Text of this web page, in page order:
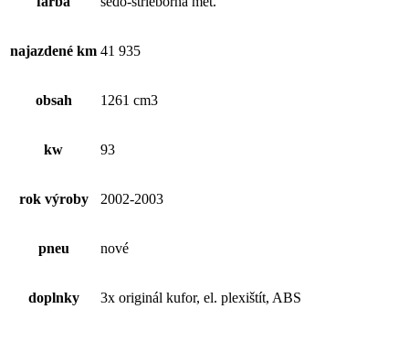
najazdené km 41 935
obsah 1261 cm3
kw 93
rok výroby 2002-2003
pneu nové
doplnky 3x originál kufor, el. plexištít, ABS